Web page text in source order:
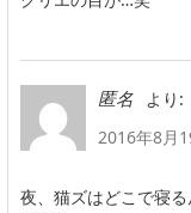
匿名
より:
2016年8月
夜、猫ズはどこで寝